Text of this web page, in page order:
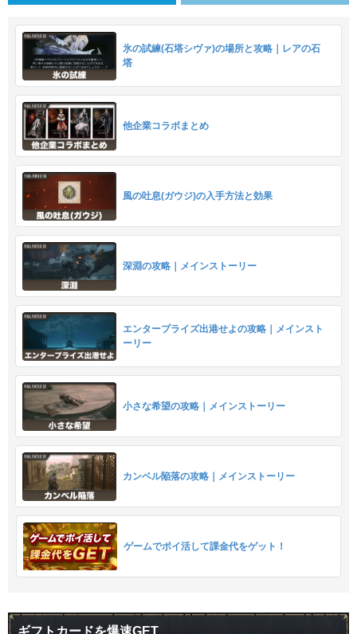
氷の試練(石塔シヴァ)の場所と攻略｜レアの石
塔
他企業コラボまとめ
風の吐息(ガウジ)の入手方法と効果
深淵の攻略｜メインストーリー
エンタープライズ出港せよの攻略｜メインスト
ーリー
小さな希望の攻略｜メインストーリー
カンベル陥落の攻略｜メインストーリー
ゲームでポイ活して課金代をゲット！